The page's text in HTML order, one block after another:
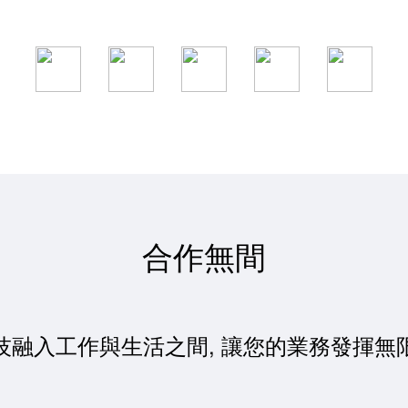
合作無間
融入工作與生活之間, 讓您的業務發揮無